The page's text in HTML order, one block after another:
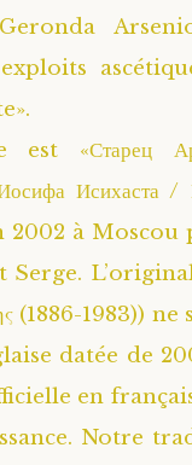
«Старец
Исихаста /
2002 à
(1886-1983))
datée de
en
Notre